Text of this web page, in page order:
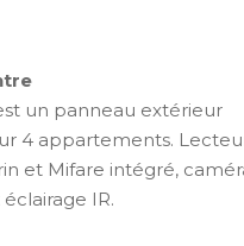
un panneau extérieur
4 appartements.
et Mifare intégré,
IR.